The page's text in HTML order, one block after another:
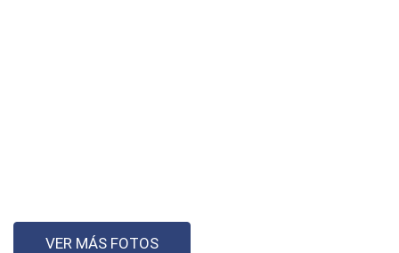
VER MÁS FOTOS